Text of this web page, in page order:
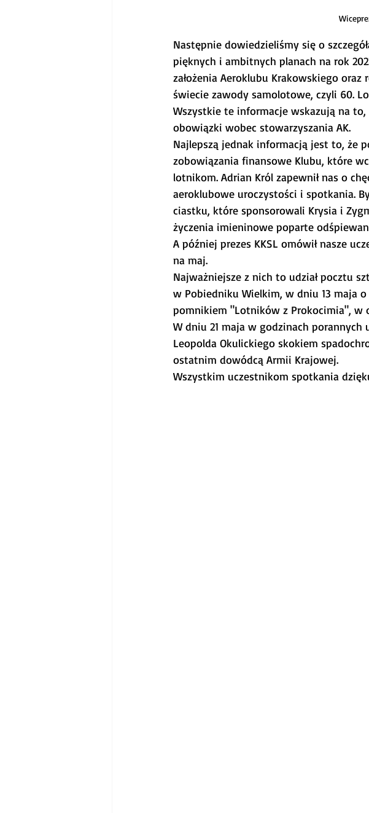
Następnie dowiedzieliśmy się o
pięknych i ambitnych planach na rok
założenia Aeroklubu Krakowskiego
świecie zawody samolotowe, czyli 60.
Wszystkie te informacje wskazują na to,
obowiązki wobec stowarzyszania AK.
Najlepszą jednak informacją jest to, że
zobowiązania finansowe Klubu, które
lotnikom. Adrian Król zapewnił nas o
aeroklubowe uroczystości i spotkania.
ciastku, które sponsorowali Krysia i
życzenia imieninowe poparte
A później prezes KKSL omówił nasze
na maj.
Najważniejsze z nich to udział pocztu
w Pobiedniku Wielkim, w dniu 13 maja
pomnikiem "Lotników z Prokocimia", w
W dniu 21 maja w godzinach
Leopolda Okulickiego skokiem
ostatnim dowódcą Armii Krajowej.
Wszystkim uczestnikom spotkania